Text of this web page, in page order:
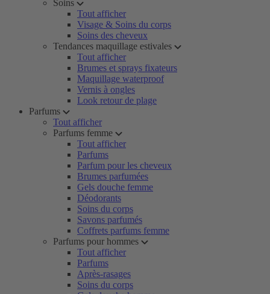
Soins
Tout afficher
Visage & Soins du corps
Soins des cheveux
Tendances maquillage estivales
Tout afficher
Brumes et sprays fixateurs
Maquillage waterproof
Vernis à ongles
Look retour de plage
Parfums
Tout afficher
Parfums femme
Tout afficher
Parfums
Parfum pour les cheveux
Brumes parfumées
Gels douche femme
Déodorants
Soins du corps
Savons parfumés
Coffrets parfums femme
Parfums pour hommes
Tout afficher
Parfums
Après-rasages
Soins du corps